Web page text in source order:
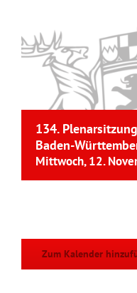
134.
Baden-
Mittwoch, 12.
Zum Kalender